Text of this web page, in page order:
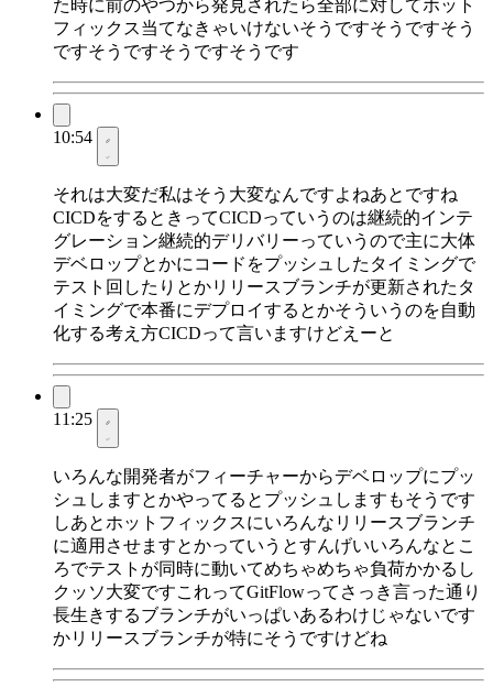
た時に前のやつから発見されたら全部に対してホット
フィックス当てなきゃいけないそうですそうですそう
ですそうですそうですそうです
10:54
それは大変だ私はそう大変なんですよねあとですね
CICDをするときってCICDっていうのは継続的インテ
グレーション継続的デリバリーっていうので主に大体
デベロップとかにコードをプッシュしたタイミングで
テスト回したりとかリリースブランチが更新されたタ
イミングで本番にデプロイするとかそういうのを自動
化する考え方CICDって言いますけどえーと
11:25
いろんな開発者がフィーチャーからデベロップにプッ
シュしますとかやってるとプッシュしますもそうです
しあとホットフィックスにいろんなリリースブランチ
に適用させますとかっていうとすんげいいろんなとこ
ろでテストが同時に動いてめちゃめちゃ負荷かかるし
クッソ大変ですこれってGitFlowってさっき言った通り
長生きするブランチがいっぱいあるわけじゃないです
かリリースブランチが特にそうですけどね